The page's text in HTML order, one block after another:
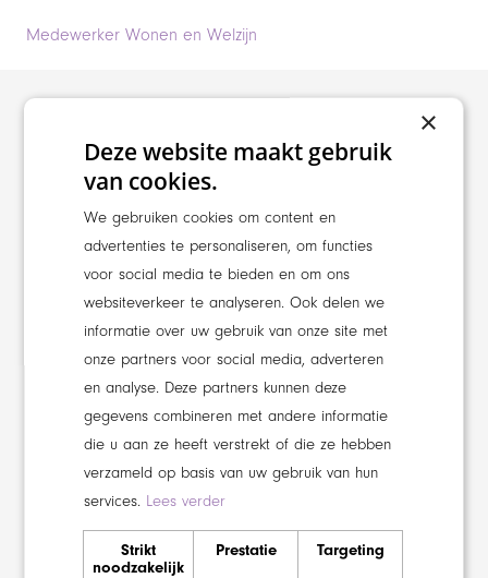
Medewerker Wonen en Welzijn
×
Deze website maakt gebruik
van cookies.
We gebruiken cookies om content en
advertenties te personaliseren, om functies
voor social media te bieden en om ons
websiteverkeer te analyseren. Ook delen we
informatie over uw gebruik van onze site met
onze partners voor social media, adverteren
en analyse. Deze partners kunnen deze
gegevens combineren met andere informatie
die u aan ze heeft verstrekt of die ze hebben
verzameld op basis van uw gebruik van hun
services. Lees verder
Strikt
noodzakelijk
Prestatie Targeting